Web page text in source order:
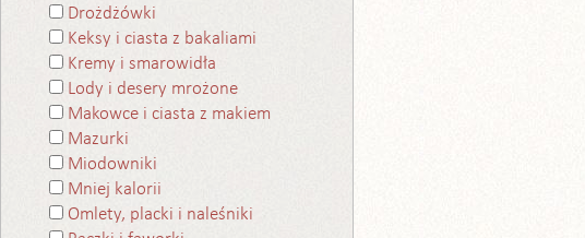
Drożdżówki
Keksy i ciasta z bakaliami
Kremy i smarowidła
Lody i desery mrożone
Makowce i ciasta z makiem
Mazurki
Miodowniki
Mniej kalorii
Omlety, placki i naleśniki